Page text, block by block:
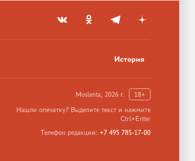
История
Moslenta, 2026 г.
18+
Нашли опечатку? Выделите текст и нажмите
Ctrl+Enter
Телефон редакции: +7 495 785-17-00